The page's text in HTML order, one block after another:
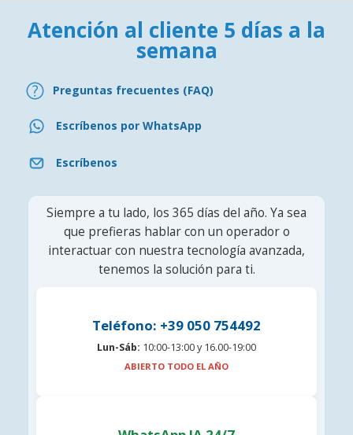
Atención al cliente 5 días a la
semana
Preguntas frecuentes (FAQ)
Escríbenos por WhatsApp
Escríbenos
Siempre a tu lado, los 365 días del año. Ya sea
que prefieras hablar con un operador o
interactuar con nuestra tecnología avanzada,
tenemos la solución para ti.
Teléfono: +39 050 754492
Lun-Sáb: 10:00-13:00 y 16.00-19:00
ABIERTO TODO EL AÑO